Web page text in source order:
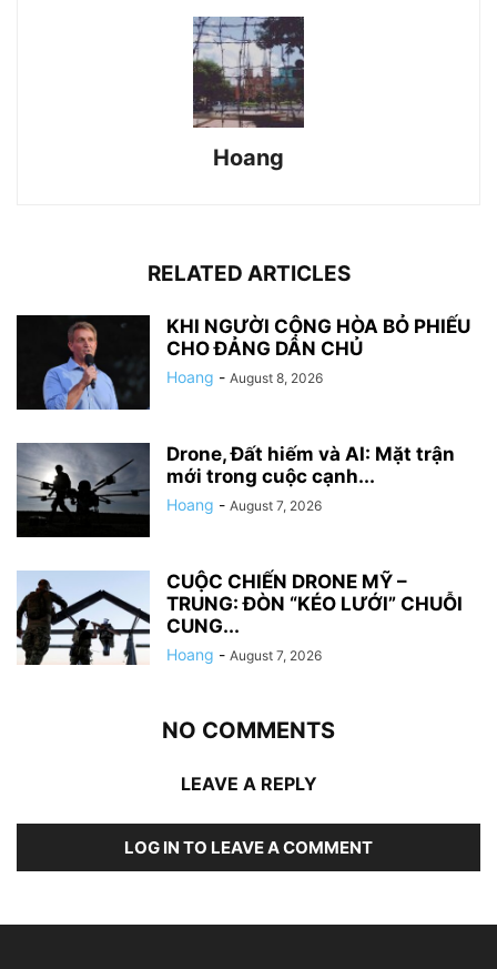
Hoang
RELATED ARTICLES
KHI NGƯỜI CỘNG HÒA BỎ PHIẾU
CHO ĐẢNG DÂN CHỦ
Hoang - August 8, 2026
Drone, Đất hiếm và AI: Mặt trận
mới trong cuộc cạnh...
Hoang - August 7, 2026
CUỘC CHIẾN DRONE MỸ –
TRUNG: ĐÒN “KÉO LƯỚI” CHUỖI
CUNG...
Hoang - August 7, 2026
NO COMMENTS
LEAVE A REPLY
LOG IN TO LEAVE A COMMENT